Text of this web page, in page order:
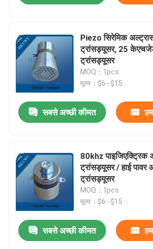
Piezo सिरेमिक
ट्रांसड्यूसर, 25
ट्रांसड्यूसर
MOQ：1pcs
मूल्य：$6--$15
सबसे अच्छी कीमत
80khz पाइजिएक्ट्रिक
ट्रांसड्यूसर / हाई पावर
ट्रांसड्यूसर
MOQ：1pcs
मूल्य：$6--$15
सबसे अच्छी कीमत